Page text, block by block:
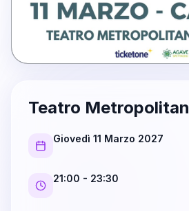
Teatro Metropolitan
Giovedì 11 Marzo 2027
21:00 - 23:30